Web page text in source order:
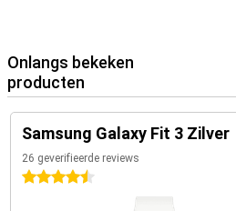
Onlangs bekeken
producten
Samsung Galaxy Fit 3 Zilver
26 geverifieerde reviews
4.5 sterren